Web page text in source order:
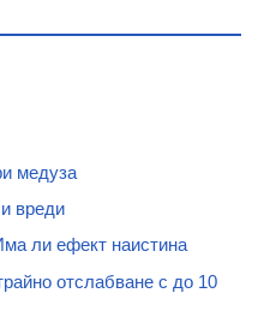
медуза
вреди
ли ефект наистина
отслабване с до 10